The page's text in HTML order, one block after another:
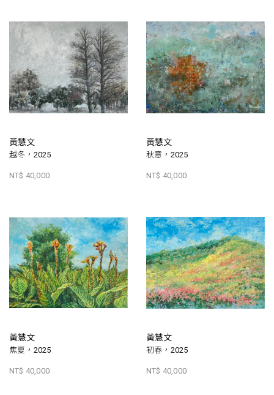
黃慧文
越冬，2025
NT$ 40,000
黃慧文
秋意，2025
NT$ 40,000
黃慧文
焦夏，2025
NT$ 40,000
黃慧文
初春，2025
NT$ 40,000